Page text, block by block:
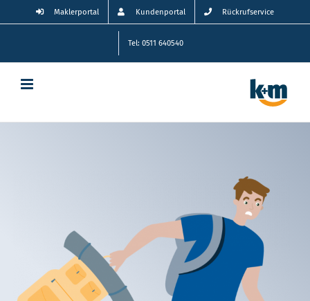
Inhalt
Maklerportal Kundenportal Rückrufservice
Tel: 0511 640540